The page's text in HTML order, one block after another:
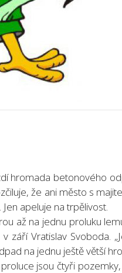
hromada betonového
že ani město s
apeluje na trpělivost.
až na jednu proluku
září Vratislav Svoboda.
na jednu ještě větší
jsou čtyři